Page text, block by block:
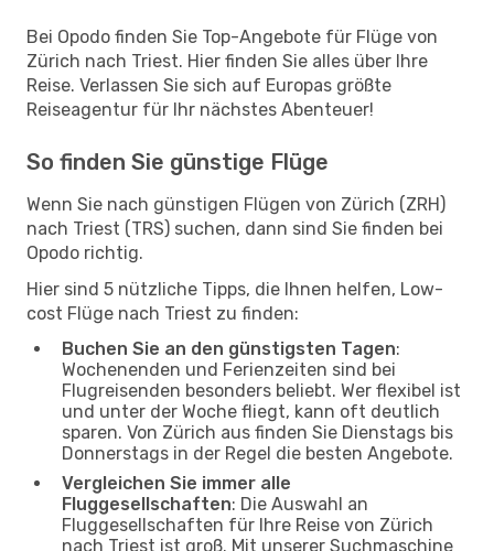
Bei Opodo finden Sie Top-Angebote für Flüge von
Zürich nach Triest. Hier finden Sie alles über Ihre
Reise. Verlassen Sie sich auf Europas größte
Reiseagentur für Ihr nächstes Abenteuer!
So finden Sie günstige Flüge
Wenn Sie nach günstigen Flügen von Zürich (ZRH)
nach Triest (TRS) suchen, dann sind Sie finden bei
Opodo richtig.
Hier sind 5 nützliche Tipps, die Ihnen helfen, Low-
cost Flüge nach Triest zu finden:
Buchen Sie an den günstigsten Tagen:
Wochenenden und Ferienzeiten sind bei
Flugreisenden besonders beliebt. Wer flexibel ist
und unter der Woche fliegt, kann oft deutlich
sparen. Von Zürich aus finden Sie Dienstags bis
Donnerstags in der Regel die besten Angebote.
Vergleichen Sie immer alle
Fluggesellschaften: Die Auswahl an
Fluggesellschaften für Ihre Reise von Zürich
nach Triest ist groß. Mit unserer Suchmaschine